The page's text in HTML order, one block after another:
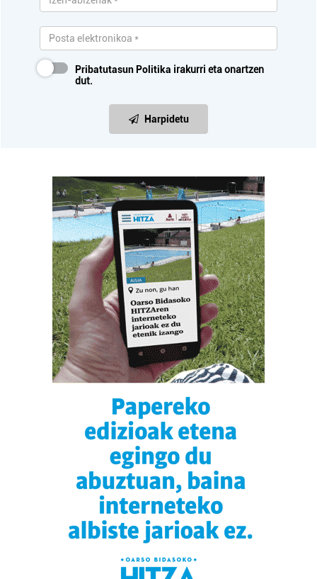
Pribatutasun Politika irakurri eta onartzen
dut.
Harpidetu